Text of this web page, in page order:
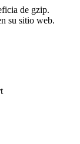
de gzip.
su sitio web.